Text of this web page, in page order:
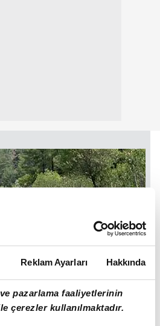
Reklam Ayarları Hakkında
pazarlama faaliyetlerinin
çerezler kullanılmaktadır.